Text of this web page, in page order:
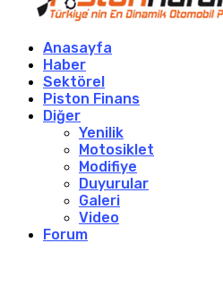
Anasayfa
Haber
Sektörel
Piston Finans
Diğer
Yenilik
Motosiklet
Modifiye
Duyurular
Galeri
Video
Forum